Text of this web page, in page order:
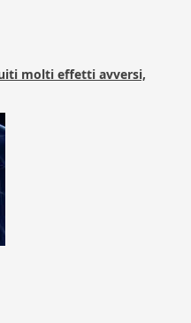
molti effetti avversi,